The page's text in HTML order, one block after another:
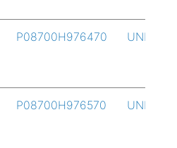
P08700H976470 UND
P08700H976570 UND